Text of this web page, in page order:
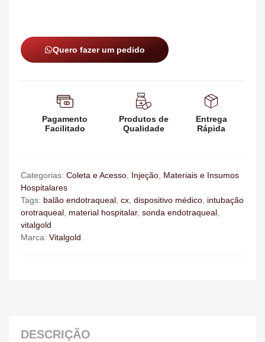
Quero fazer um pedido
Pagamento
Facilitado
Produtos de
Qualidade
Entrega
Rápida
Categorias: Coleta e Acesso, Injeção, Materiais e Insumos
Hospitalares
Tags: balão endotraqueal, cx, dispositivo médico, intubação
orotraqueal, material hospitalar, sonda endotraqueal,
vitalgold
Marca: Vitalgold
DESCRIÇÃO